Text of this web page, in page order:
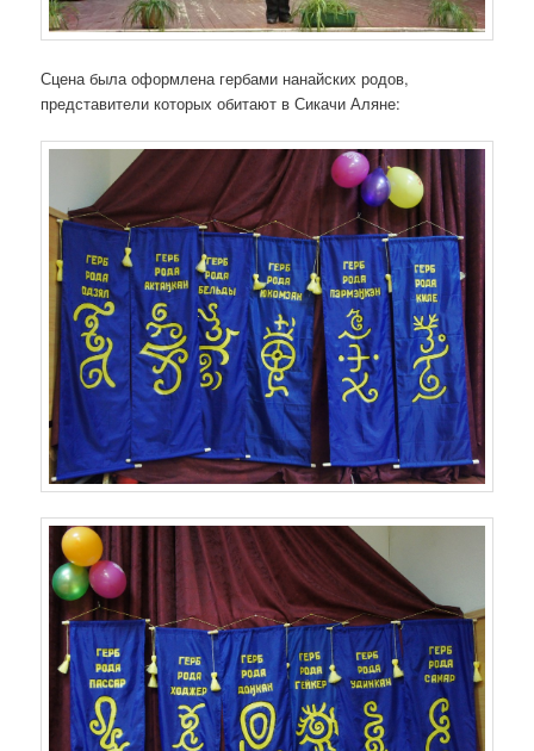
Сцена была оформлена гербами нанайских родов,
представители которых обитают в Сикачи Аляне: